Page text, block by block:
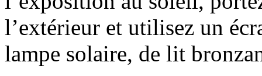
l’extérieur et utilisez un
lampe solaire, de lit